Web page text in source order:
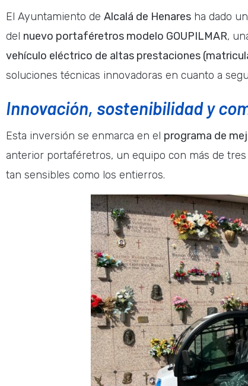
El Ayuntamiento de Alcalá de Henares ha dado
del nuevo portaféretros modelo GOUPILMAR,
vehículo eléctrico de altas prestaciones
soluciones técnicas innovadoras en cuanto a
Innovación, sostenibilidad y
Esta inversión se enmarca en el programa de
anterior portaféretros, un equipo con más de
tan sensibles como los entierros.